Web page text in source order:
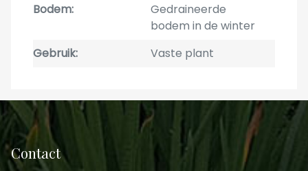
Bodem
Gedraineerde
bodem in de winter
Gebruik
Vaste plant
Contact